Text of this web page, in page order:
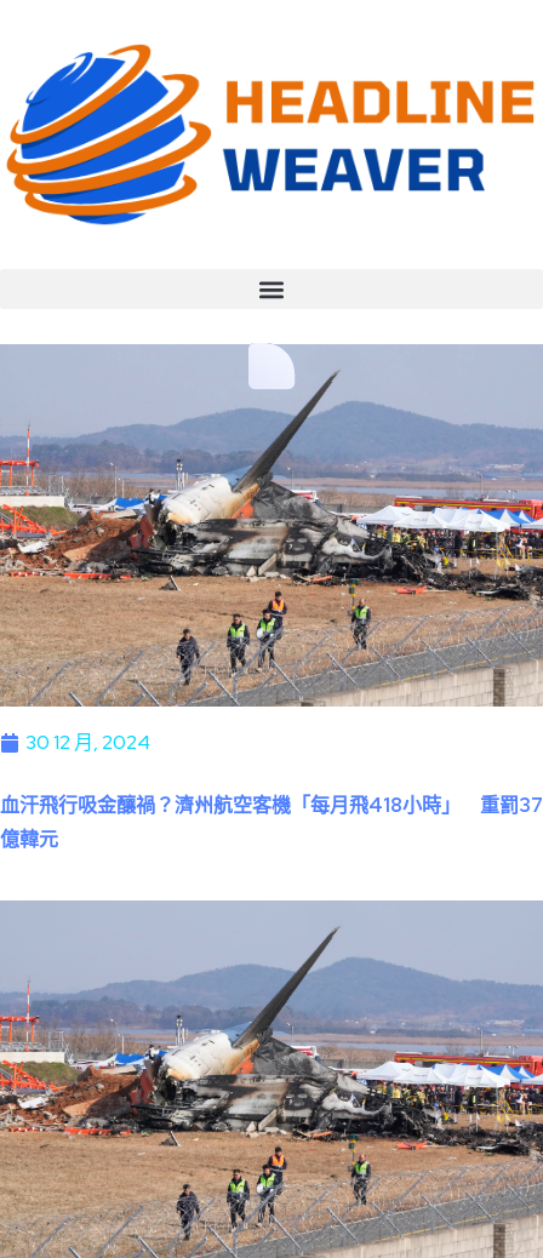
30 12 月, 2024
血汗飛行吸金釀禍？濟州航空客機「每月飛418小時」 重罰37
億韓元